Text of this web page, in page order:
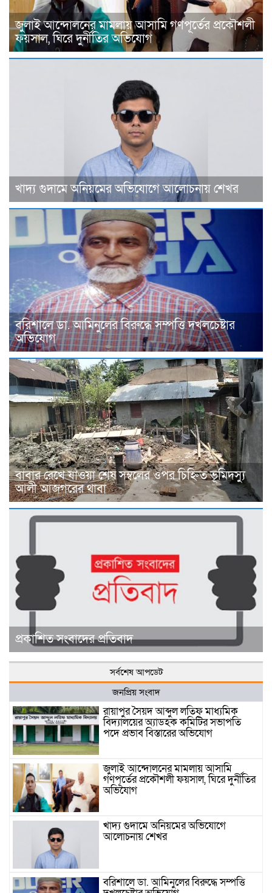
জুলাই আন্দোলনের মামলায় আসামি গণপূর্তের প্রকৌশলী
ফয়সাল, ঘিরে দুর্নীতির অভিযোগ
খাদ্য গুদামে অনিয়মের অভিযোগে আলোচনায় শেখর
বরিশালে ডা. আমিনুলের বিরুদ্ধে সম্পত্তি দখলচেষ্টার
অভিযোগ
বাবার রেখে যাওয়া শেষ সম্বলের ওপর চিহ্নিত ভূমিদস্যু
আলী আজগরের থাবা
প্রকাশিত সংবাদের প্রতিবাদ
সর্বশেষ আপডেট
জনপ্রিয় সংবাদ
রায়াপুর সৈয়দ আব্দুল লতিফ মাধ্যমিক
বিদ্যালয়ের অ্যাডহক কমিটির সভাপতি
পদে প্রভাব বিস্তারের অভিযোগ
জুলাই আন্দোলনের মামলায় আসামি
গণপূর্তের প্রকৌশলী ফয়সাল, ঘিরে দুর্নীতির
অভিযোগ
খাদ্য গুদামে অনিয়মের অভিযোগে
আলোচনায় শেখর
বরিশালে ডা. আমিনুলের বিরুদ্ধে সম্পত্তি